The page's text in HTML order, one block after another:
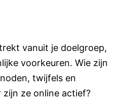
vanuit je doelgroep,
voorkeuren. Wie zijn
twijfels en
zijn ze online actief?